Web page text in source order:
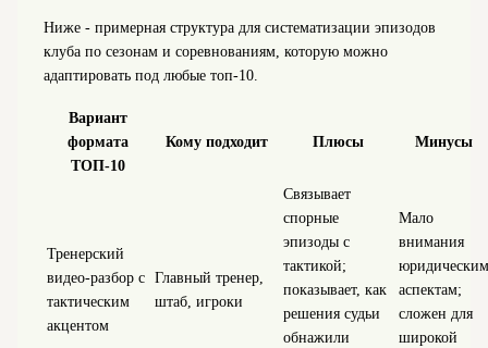
Ниже - примерная структура для систематизации эпизодов
клуба по сезонам и соревнованиям, которую можно
адаптировать под любые топ‑10.
Вариант
формата
ТОП‑10
Кому подходит Плюсы Минусы
Тренерский
видео‑разбор с
тактическим
акцентом
Главный тренер,
штаб, игроки
Связывает
спорные
эпизоды с
тактикой;
показывает, как
решения судьи
обнажили
Мало
внимания
юридическим
аспектам;
сложен для
широкой